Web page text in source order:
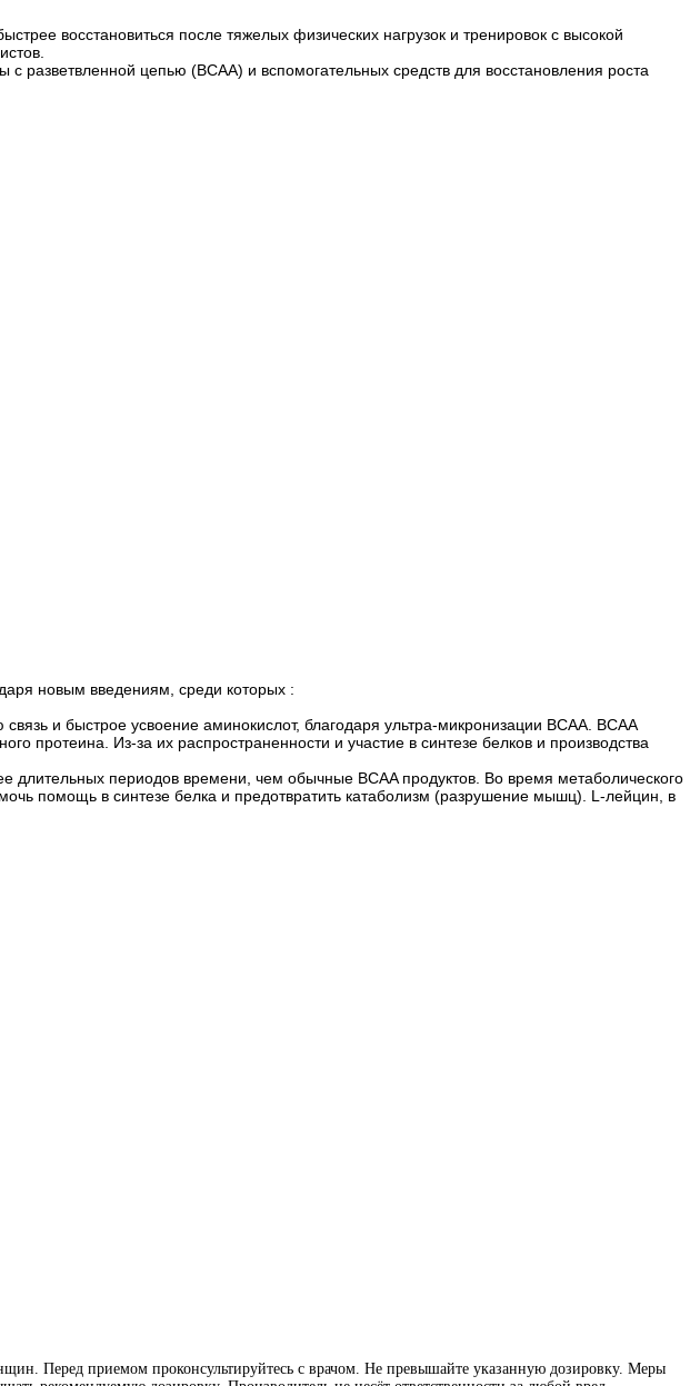
восстановиться после тяжелых физических нагрузок и тренировок с высокой
цепью (ВСАА) и вспомогательных средств для восстановления роста
новым введениям, среди которых :
и быстрое усвоение аминокислот, благодаря ультра-микронизации BCAA. ВСАА
протеина. Из-за их распространенности и участие в синтезе белков и производства
периодов времени, чем обычные BCAA продуктов. Во время метаболического
помощь в синтезе белка и предотвратить катаболизм (разрушение мышц). L-лейцин, в
Перед приемом проконсультируйтесь с врачом. Не превышайте указанную дозировку. Меры